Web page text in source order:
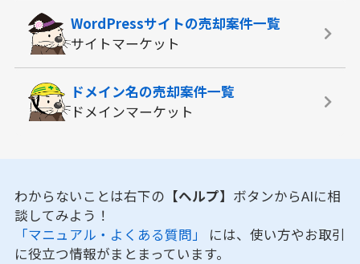
WordPressサイトの売却案件一覧
サイトマーケット
ドメイン名の売却案件一覧
ドメインマーケット
わからないことは右下の 【ヘルプ】 ボタンからAIに相
談してみよう！
「マニュアル・よくある質問」 には、使い方やお取引
に役立つ情報がまとまっています。